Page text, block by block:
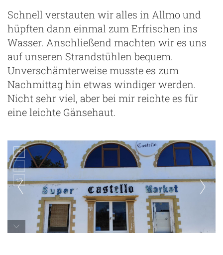
Schnell verstauten wir alles in Allmo und
hüpften dann einmal zum Erfrischen ins
Wasser. Anschließend machten wir es uns
auf unseren Strandstühlen bequem.
Unverschämterweise musste es zum
Nachmittag hin etwas windiger werden.
Nicht sehr viel, aber bei mir reichte es für
eine leichte Gänsehaut.